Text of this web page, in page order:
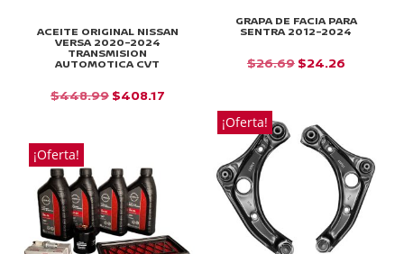
GRAPA DE FACIA PARA
SENTRA 2012-2024
$26.69 EL
ERA:
$26.69.
$24.26EL
$24.26.
ACEITE ORIGINAL NISSAN
VERSA 2020-2024
TRANSMISION
AUTOMOTICA CVT
$448.99 EL
$448.99.
$408.17EL
$408.17.
¡Oferta!
¡Oferta!